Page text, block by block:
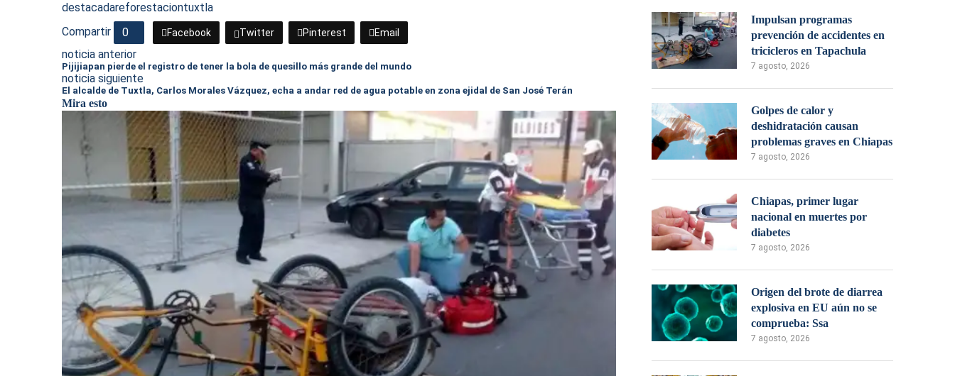
destacadareforestaciontuxtla
Compartir
0 Facebook Twitter Pinterest Email
noticia anterior
Pijijiapan pierde el registro de tener la bola de quesillo más grande del mundo
noticia siguiente
El alcalde de Tuxtla, Carlos Morales Vázquez, echa a andar red de agua potable en zona ejidal de San José Terán
Mira esto
Impulsan programas
prevención de accidentes en
tricicleros en Tapachula
7 agosto, 2026
Golpes de calor y
deshidratación causan
problemas graves en Chiapas
7 agosto, 2026
Chiapas, primer lugar
nacional en muertes por
diabetes
7 agosto, 2026
Origen del brote de diarrea
explosiva en EU aún no se
comprueba: Ssa
7 agosto, 2026